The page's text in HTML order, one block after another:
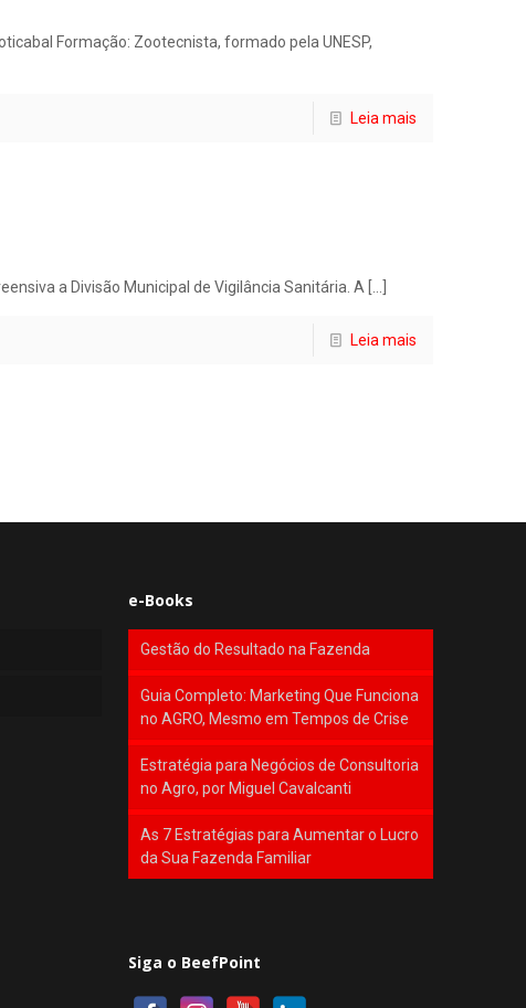
Formação: Zootecnista, formado pela UNESP,
Leia mais
a Divisão Municipal de Vigilância Sanitária. A
Leia mais
e-Books
Gestão do Resultado na Fazenda
Guia Completo: Marketing Que Funciona
no AGRO, Mesmo em Tempos de Crise
Estratégia para Negócios de Consultoria
no Agro, por Miguel Cavalcanti
As 7 Estratégias para Aumentar o Lucro
da Sua Fazenda Familiar
Siga o BeefPoint